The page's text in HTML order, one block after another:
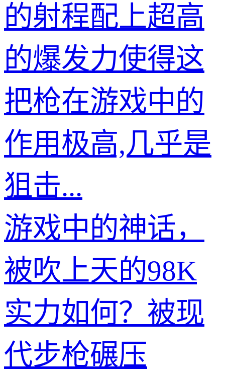
的射程配上超高
的爆发力使得这
把枪在游戏中的
作用极高,几乎是
狙击...
游戏中的神话，
被吹上天的98K
实力如何？被现
代步枪碾压